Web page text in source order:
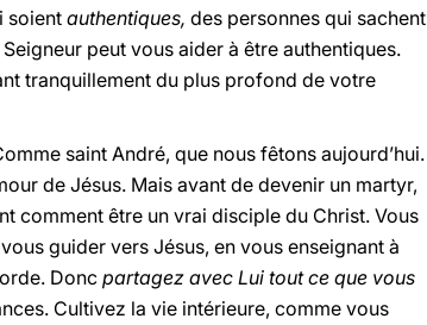
soient authentiques, des personnes qui sachent
peut vous aider à être authentiques.
tranquillement du plus profond de votre
saint André, que nous fêtons aujourd’hui.
de Jésus. Mais avant de devenir un martyr,
comment être un vrai disciple du Christ. Vous
guider vers Jésus, en vous enseignant à
Donc partagez avec Lui tout ce que vous
Cultivez la vie intérieure, comme vous